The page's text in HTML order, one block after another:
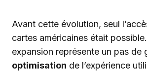
Avant cette évolution, seul
cartes américaines était
expansion représente un pas de
optimisation de l’expérience